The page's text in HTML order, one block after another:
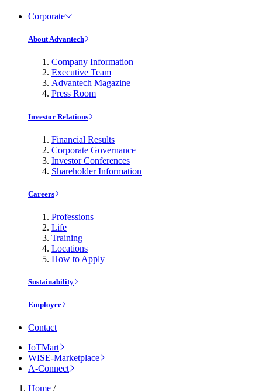
Corporate
About Advantech
Company Information
Executive Team
Advantech Magazine
Press Room
Investor Relations
Financial Results
Corporate Governance
Investor Conferences
Shareholder Information
Careers
Professions
Life
Training
Locations
How to Apply
Sustainability
Employee
Contact
IoTMart
WISE-Marketplace
A-Connect
Home /